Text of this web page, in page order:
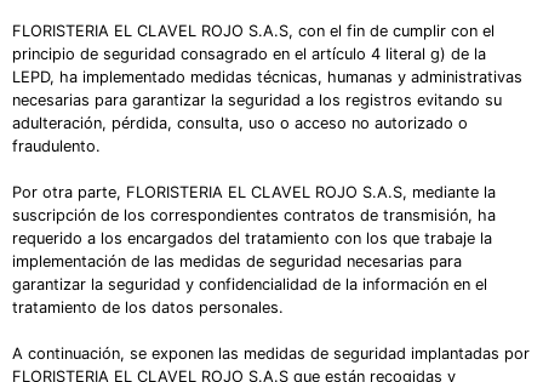
FLORISTERIA EL CLAVEL ROJO S.A.S, con el fin de cumplir con el
principio de seguridad consagrado en el artículo 4 literal g) de la
LEPD, ha implementado medidas técnicas, humanas y administrativas
necesarias para garantizar la seguridad a los registros evitando su
adulteración, pérdida, consulta, uso o acceso no autorizado o
fraudulento.
Por otra parte, FLORISTERIA EL CLAVEL ROJO S.A.S, mediante la
suscripción de los correspondientes contratos de transmisión, ha
requerido a los encargados del tratamiento con los que trabaje la
implementación de las medidas de seguridad necesarias para
garantizar la seguridad y confidencialidad de la información en el
tratamiento de los datos personales.
A continuación, se exponen las medidas de seguridad implantadas por
FLORISTERIA EL CLAVEL ROJO S.A.S que están recogidas y